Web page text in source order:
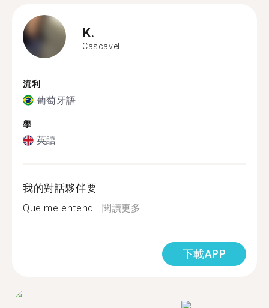
K.
Cascavel
流利
葡萄牙語
學
英語
我的對話夥伴要
Que me entend...閱讀更多
下載APP